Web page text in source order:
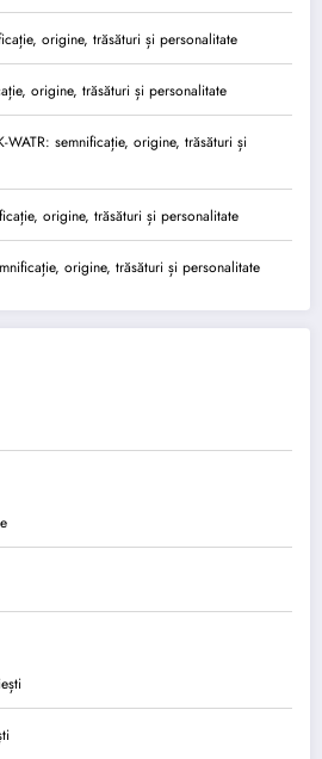
origine, trăsături și personalitate
origine, trăsături și personalitate
WATR: semnificație, origine, trăsături și
origine, trăsături și personalitate
origine, trăsături și personalitate